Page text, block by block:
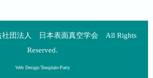
社団法人 日本表面真空学会 All Rights
Reserved.
Web Design:Template-Party